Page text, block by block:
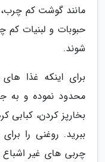
مانند گوشت کم
حبوبات و لبنیات کم
شوند.
برای اینکه غذا
محدود نموده و به
بخارپز کردن، کبابی
ببرید. روغنی را
چربی های غیر اشباع